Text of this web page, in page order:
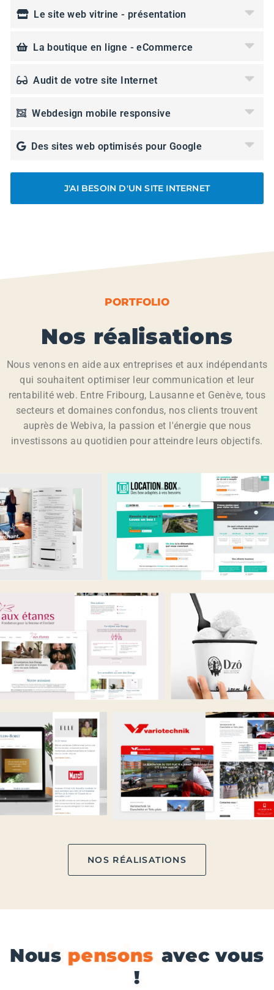
Le site web vitrine - présentation
La boutique en ligne - eCommerce
Audit de votre site Internet
Webdesign mobile responsive
Des sites web optimisés pour Google
J'AI BESOIN D'UN SITE INTERNET
PORTFOLIO
Nos réalisations
Nous venons en aide aux entreprises et aux indépendants
qui souhaitent optimiser leur communication et leur
rentabilité web. Entre Fribourg, Lausanne et Genève, tous
secteurs et domaines confondus, nos clients trouvent
auprès de Webiva, la passion et l'énergie que nous
investissons au quotidien pour atteindre leurs objectifs.
NOS RÉALISATIONS
Nous imaginons avec
vous !